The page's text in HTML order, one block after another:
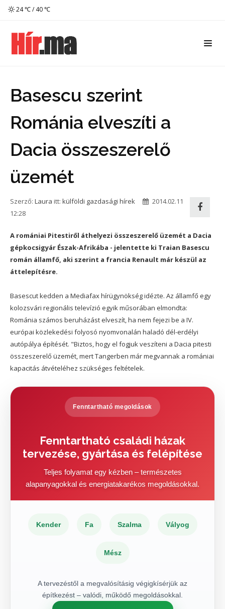
24 ℃ / 40 ℃
Basescu szerint
Románia elveszíti a
Dacia összeszerelő
üzemét
Szerző: Laura itt: külföldi gazdasági hírek
2014.02.11
12:28
A romániai Pitestiről áthelyezi összeszerelő üzemét a Dacia
gépkocsigyár Észak-Afrikába - jelentette ki Traian Basescu
román államfő, aki szerint a francia Renault már készül az
áttelepítésre.
Basescut kedden a Mediafax hírügynökség idézte. Az államfő egy
kolozsvári regionális televízió egyik műsorában elmondta:
Románia számos beruházást elveszít, ha nem fejezi be a IV.
európai közlekedési folyosó nyomvonalán haladó dél-erdélyi
autópálya építését. "Biztos, hogy el fogjuk veszíteni a Dacia pitesti
összeszerelő üzemét, mert Tangerben már megvannak a romániai
kapacitás átvételéhez szükséges feltételek.
Fenntartható megoldások
Fenntartható családi házak
tervezése, gyártása és felépítése
Teljes folyamat egy kézben – természetes
alapanyagokkal és energiatakarékos megoldásokkal.
Kender Fa Szalma Vályog
Mész
A tervezéstől a megvalósításig végigkísérjük az
építkezést – valódi, működő megoldásokkal.